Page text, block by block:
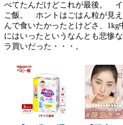
べてたんだけどこれが最後。
ご飯。 ホントはごはん粒が見
んで食いたかったとけどさ、1kg
にはいったというなんとも悲惨
ラ買いだった・・・。